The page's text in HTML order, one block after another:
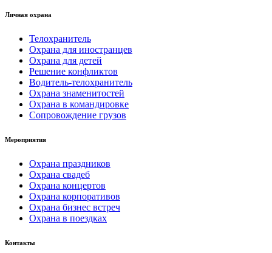
Личная охрана
Телохранитель
Охрана для иностранцев
Охрана для детей
Решение конфликтов
Водитель-телохранитель
Охрана знаменитостей
Охрана в командировке
Сопровождение грузов
Мероприятия
Охрана праздников
Охрана свадеб
Охрана концертов
Охрана корпоративов
Охрана бизнес встреч
Охрана в поездках
Контакты